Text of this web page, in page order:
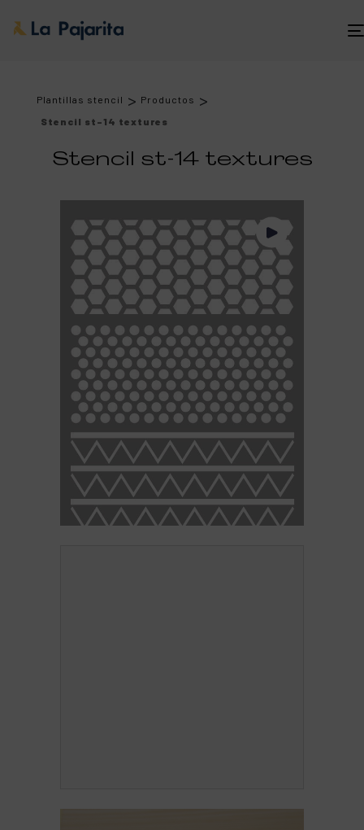
Plantillas stencil > Productos >
Stencil st-14 textures
Stencil st-14 textures